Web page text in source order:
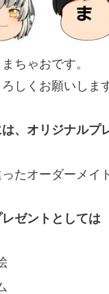
ちゃおです。
しくお願いしま
、オリジナルプ
たオーダーメイ
ゼントとしては